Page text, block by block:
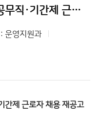
2025년 제1회 예보국 공무직·기간제 근로자 채용 재공고
운영지원과
간제 근로자 채용 재공고